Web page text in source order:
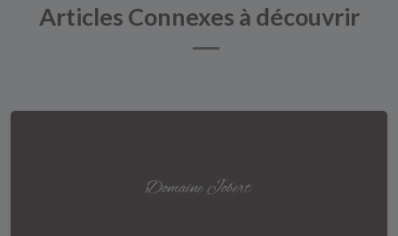
Articles Connexes à découvrir